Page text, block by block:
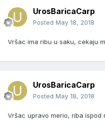
UrosBaricaCarp
Posted May 18, 2018
Vršac ima ribu u saku, cekaju
UrosBaricaCarp
Posted May 18, 2018
Vršac upravo merio, riba ispod